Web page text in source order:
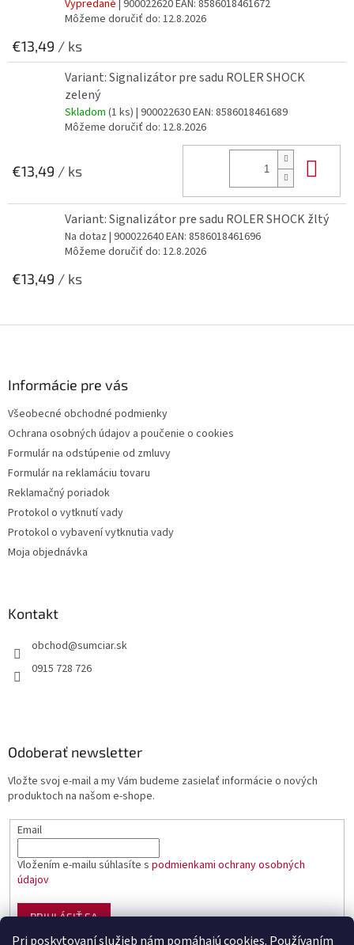
Pri poskytovaní služieb nám pomáhajú cookies. Používaním
Vypredané | 900022620EAN: 8586018461672
Môžeme doručiť do: 12.8.2026
€13,49 / ks
Variant: Signalizátor pre sadu ROLER SHOCK
zelený
Skladom (1 ks) | 900022630EAN: 8586018461689
Môžeme doručiť do: 12.8.2026
€13,49 / ks
Variant: Signalizátor pre sadu ROLER SHOCK žltý
Na dotaz | 900022640EAN: 8586018461696
Môžeme doručiť do: 12.8.2026
€13,49 / ks
Informácie pre vás
Všeobecné obchodné podmienky
Ochrana osobných údajov a poučenie o cookies
Formulár na odstúpenie od zmluvy
Formulár na reklamáciu tovaru
Reklamačný poriadok
Protokol o vytknutí vady
Protokol o vybavení vytknutia vady
Moja objednávka
Kontakt
obchod@sumciar.sk
0915 728 726
Odoberať newsletter
Vložte svoj e-mail a my Vám budeme zasielať informácie o nových
produktoch na našom e-shope.
Email
Vložením e-mailu súhlasíte s podmienkami ochrany osobných
údajov
PRIHLÁSIŤ SA